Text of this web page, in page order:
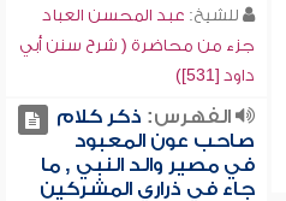
للشيخ: عبد المحسن العباد
جزء من محاضرة ( شرح سنن أبي
داود [531])
الفهرس: ذكر كلام
صاحب عون المعبود
في مصير والد النبي , ما
جاء في ذراري المشركين